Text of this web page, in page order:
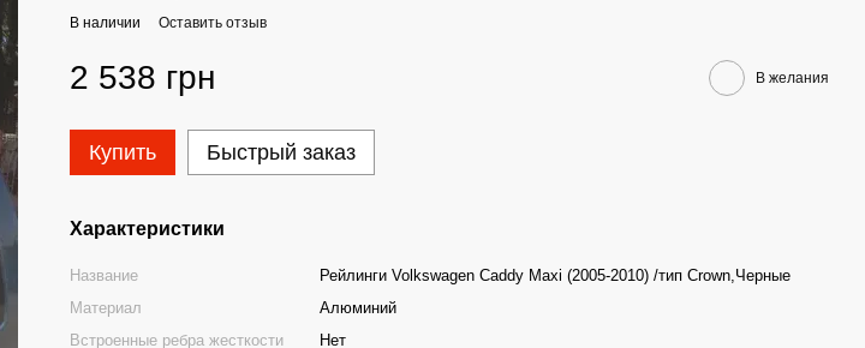
В наличии Оставить отзыв
2 538 грн В желания
Купить Быстрый заказ
Характеристики
Название
Рейлинги Volkswagen Caddy Maxi (2005-2010) /тип Crown,Черные
Материал
Алюминий
Встроенные ребра жесткости
Нет